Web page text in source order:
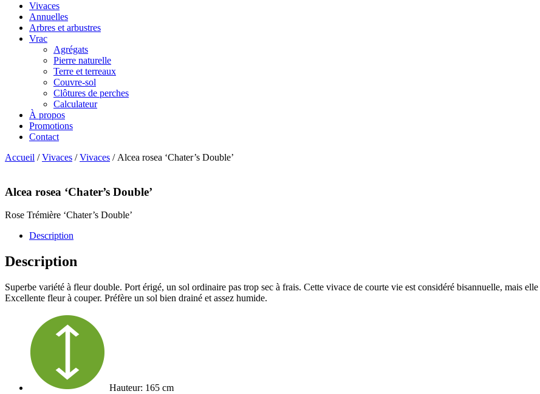
Vivaces
Annuelles
Arbres et arbustres
Vrac
Agrégats
Pierre naturelle
Terre et terreaux
Couvre-sol
Clôtures de perches
Calculateur
À propos
Promotions
Contact
Accueil /Vivaces /Vivaces / Alcea rosea ‘Chater’s Double’
Alcea rosea ‘Chater’s Double’
Rose Trémière ‘Chater’s Double’
Description
Description
Superbe variété à fleur double. Port érigé, un sol ordinaire pas trop sec à frais. Cette vivace de courte vie est considéré bisannuelle, mais
Excellente fleur à couper. Préfère un sol bien drainé et assez humide.
Hauteur: 165 cm